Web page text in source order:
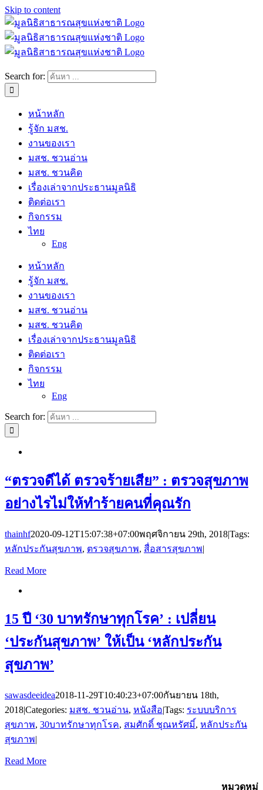
Skip to content
Search for:
หน้าหลัก
รู้จัก มสช.
งานของเรา
มสช. ชวนอ่าน
มสช. ชวนคิด
เรื่องเล่าจากประธานมูลนิธิ
ติดต่อเรา
กิจกรรม
ไทย
Eng
หน้าหลัก
รู้จัก มสช.
งานของเรา
มสช. ชวนอ่าน
มสช. ชวนคิด
เรื่องเล่าจากประธานมูลนิธิ
ติดต่อเรา
กิจกรรม
ไทย
Eng
Search for:
“ตรวจดีได้ ตรวจร้ายเสีย” : ตรวจสุขภาพ
อย่างไรไม่ให้ทำร้ายคนที่คุณรัก
thainhf2020-09-12T15:07:38+07:00พฤศจิกายน 29th, 2018|Tags:
หลักประกันสุขภาพ, ตรวจสุขภาพ, สื่อสารสุขภาพ|
Read More
15 ปี ‘30 บาทรักษาทุกโรค’ : เปลี่ยน
‘ประกันสุขภาพ’ ให้เป็น ‘หลักประกัน
สุขภาพ’
sawasdeeidea2018-11-29T10:40:23+07:00กันยายน 18th,
2018|Categories: มสช. ชวนอ่าน, หนังสือ|Tags: ระบบบริการ
สุขภาพ, 30บาทรักษาทุกโรค, สมศักดิ์ ชุณหรัศมิ์, หลักประกัน
สุขภาพ|
Read More
หมวดหมู่